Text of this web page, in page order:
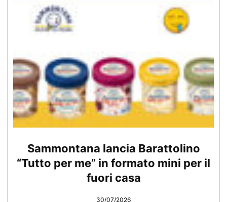
Sammontana lancia Barattolino
“Tutto per me” in formato mini per il
fuori casa
30/07/2026